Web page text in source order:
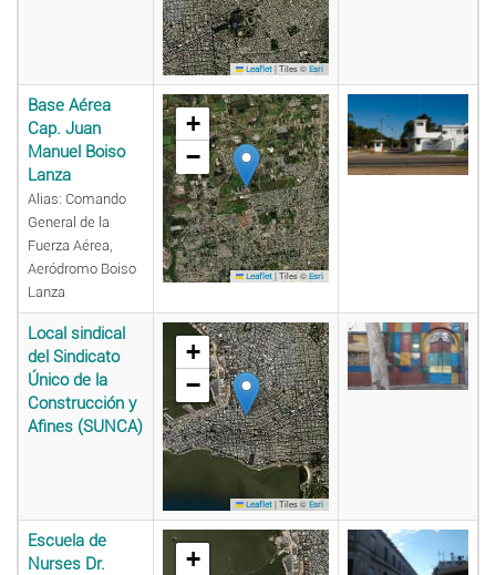
Leaflet |Tiles © Esri
Base Aérea
Cap. Juan
Manuel Boiso
Lanza
Alias: Comando
General de la
Fuerza Aérea,
Aeródromo Boiso
Lanza
+
−
Leaflet |Tiles © Esri
Local sindical
del Sindicato
Único de la
Construcción y
Afines (SUNCA)
+
−
Leaflet |Tiles © Esri
Escuela de
Nurses Dr.
+